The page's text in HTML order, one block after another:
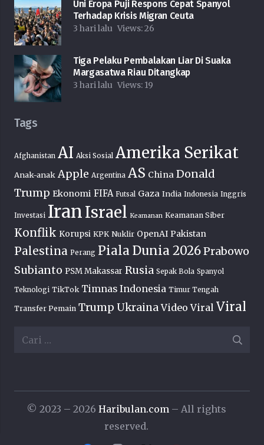
Uni Eropa Puji Respons Cepat Spanyol
Terhadap Krisis Migran Ceuta
3 hari lalu Views:26
Tiga Pelaku Pembalakan Liar Di Suaka
Margasatwa Riau Ditangkap
3 hari lalu Views: 19
Tags
Afghanistan AI Aksi Sosial Amerika Serikat
Anak-anak Apple Argentina AS China Donald
Trump Ekonomi FIFA Futsal Gaza India Indonesia Inggris
Investasi IranIsrael Keamanan Keamanan Siber
Konflik Korupsi KPK Nuklir OpenAI Pakistan
Palestina Perang Piala Dunia 2026Prabowo
Subianto PSM Makassar Rusia Sepak Bola Spanyol
Teknologi TikTok Timnas Indonesia Timur Tengah
Transfer Pemain Trump Ukraina Video Viral Viral
Cari
© 2023 – 2026 Haribulan.com – All rights
reserved.